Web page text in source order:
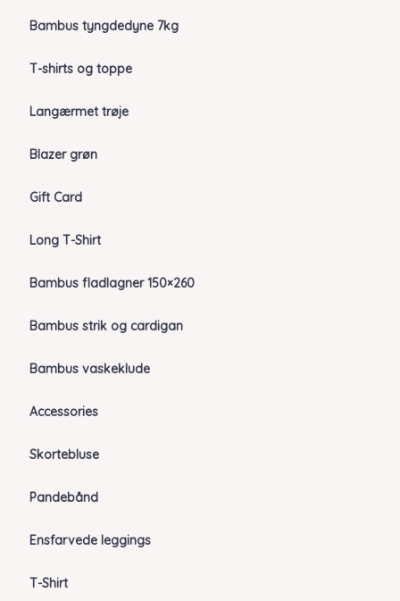
Bambus tyngdedyne 7kg
T-shirts og toppe
Langærmet trøje
Blazer grøn
Gift Card
Long T-Shirt
Bambus fladlagner 150×260
Bambus strik og cardigan
Bambus vaskeklude
Accessories
Skortebluse
Pandebånd
Ensfarvede leggings
T-Shirt